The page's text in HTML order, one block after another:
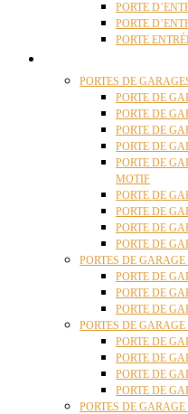
PORTE
PORTE
PORTE
PORTES DE
PORTE DE
PORTE DE
PORTE DE
PORTE DE
PORTE DE
MOTIF
PORTE DE
PORTE DE
PORTE DE
PORTE DE
PORTES DE
PORTE DE
PORTE DE
PORTE DE
PORTES DE
PORTE DE
PORTE DE
PORTE DE
PORTE DE
PORTES DE